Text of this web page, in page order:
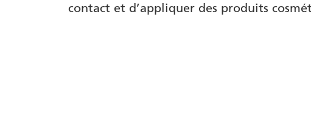
contact et d’appliquer des produits